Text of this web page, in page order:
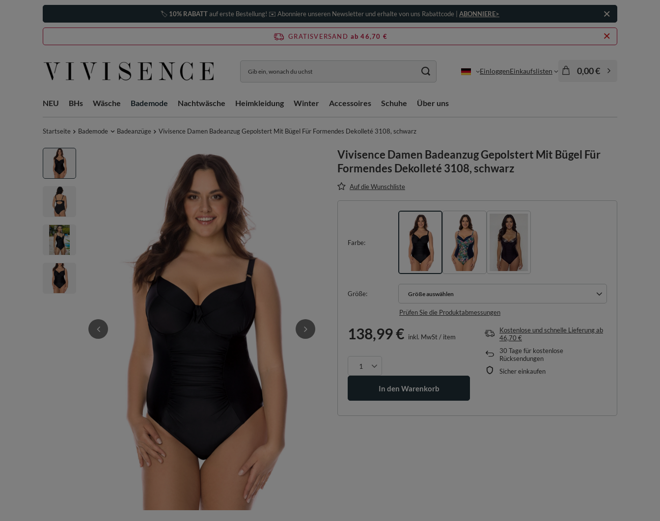
🏷️ 10% RABATTauf erste Bestellung! ✉️ Abonniere unseren Newsletter und erhalte von uns Rabattcode | ABONNIERE>
GRATISVERSAND ab 46,70 €
EinloggenEinkaufslisten 0,00 €
NEU BHs Wäsche Bademode Nachtwäsche Heimkleidung Winter Accessoires Schuhe Über uns
Startseite Bademode Badeanzüge Vivisence Damen Badeanzug Gepolstert Mit Bügel Für Formendes Dekolleté 3108, schwarz
Vivisence Damen Badeanzug Gepolstert Mit Bügel Für
Formendes Dekolleté 3108, schwarz
Auf die Wunschliste
Farbe
Größe Größe auswählen
Größe auswählen
Prüfen Sie die Produktabmessungen
138,99 € inkl. MwSt/ item
In den Warenkorb
Kostenlose und schnelle Lieferungab
46,70 €
30 Tage für kostenlose
Rücksendungen
Sicher einkaufen